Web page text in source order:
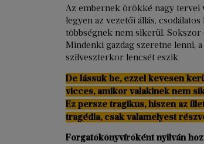
Az embernek örökké nagy tervei
legyen az vezetői állás,
többségnek nem sikerül.
Mindenki gazdag szeretne lenni,
szilveszterkor lencsét eszik.
De lássuk be, ezzel kevesen
vicces, amikor valakinek nem
Ez persze tragikus, hiszen az
tragédia, csak valamelyest
Forgatókönyvíróként nyilván